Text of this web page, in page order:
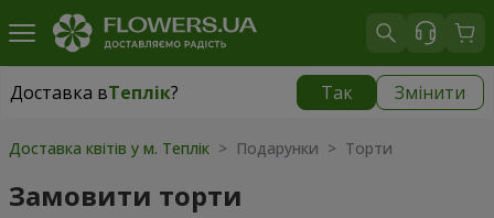
Доставка вТеплік? Так Змінити
Доставка вТеплік|
Доставка квітів у м. Теплік > Подарунки > Торти
Замовити торти